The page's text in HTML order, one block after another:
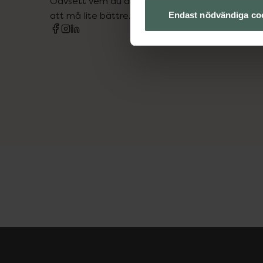
Endast nödvändiga
att må lite bättre. Välkommen att prata med